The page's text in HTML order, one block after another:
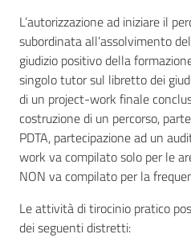
L’autorizzazione ad iniziare il
subordinata all’assolvimento
giudizio positivo della
singolo tutor sul libretto dei
di un project-work finale
costruzione di un percorso,
PDTA, partecipazione ad un
work va compilato solo per le
NON va compilato per la
Le attività di tirocinio pratico
dei seguenti distretti: